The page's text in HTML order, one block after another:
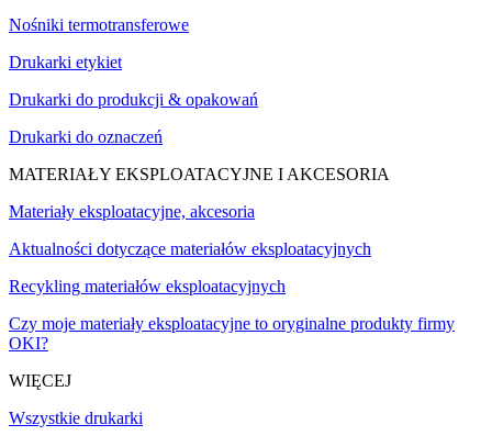
Nośniki termotransferowe
Drukarki etykiet
Drukarki do produkcji & opakowań
Drukarki do oznaczeń
MATERIAŁY EKSPLOATACYJNE I AKCESORIA
Materiały eksploatacyjne, akcesoria
Aktualności dotyczące materiałów eksploatacyjnych
Recykling materiałów eksploatacyjnych
Czy moje materiały eksploatacyjne to oryginalne produkty firmy
OKI?
WIĘCEJ
Wszystkie drukarki